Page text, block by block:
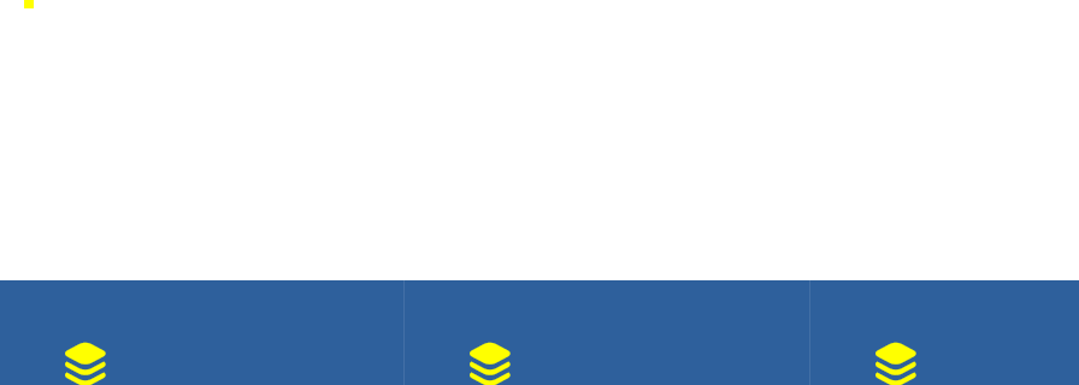
  